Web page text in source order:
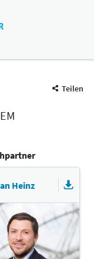
Teilen
Heinz